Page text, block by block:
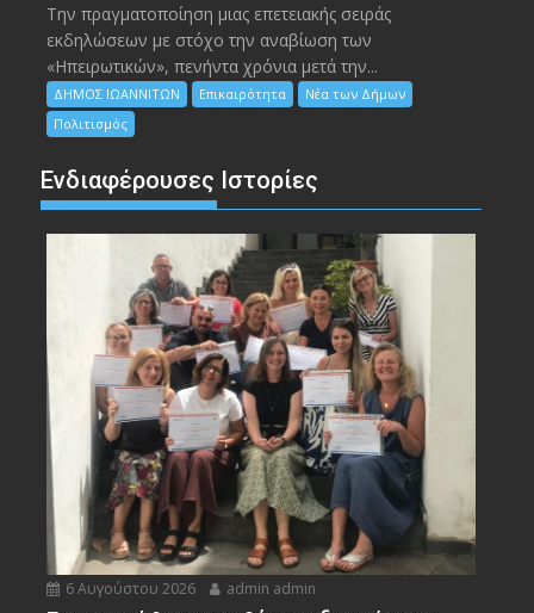
Την πραγματοποίηση μιας επετειακής σειράς
εκδηλώσεων με στόχο την αναβίωση των
«Ηπειρωτικών», πενήντα χρόνια μετά την...
ΔΗΜΟΣ ΙΩΑΝΝΙΤΩΝ Επικαιρότητα
Νέα των Δήμων
Πολιτισμός
Ενδιαφέρουσες Ιστορίες
6 Αυγούστου 2026 admin admin